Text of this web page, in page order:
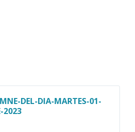
DEL-DIA-MARTES-01-
2023